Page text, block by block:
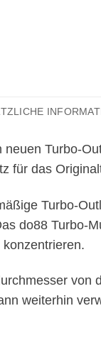
neuen Turbo-
für das
Turbo-
do88 Turbo-
von
weiterhin